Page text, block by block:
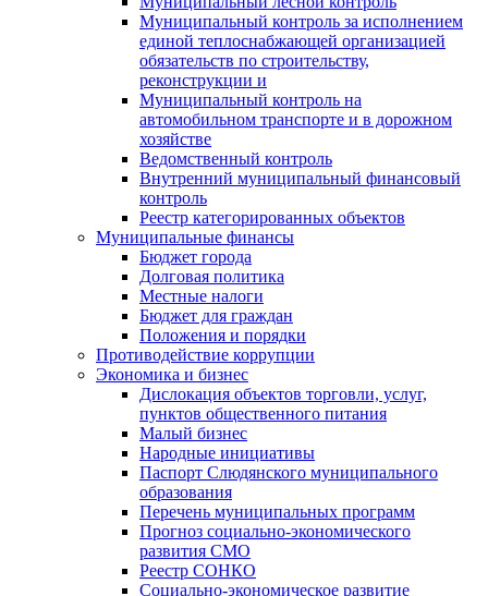
Муниципальный контроль за исполнением
единой теплоснабжающей организацией
обязательств по строительству,
реконструкции и
Муниципальный контроль на
автомобильном транспорте и в дорожном
хозяйстве
Ведомственный контроль
Внутренний муниципальный финансовый
контроль
Реестр категорированных объектов
Муниципальные финансы
Бюджет города
Долговая политика
Местные налоги
Бюджет для граждан
Положения и порядки
Противодействие коррупции
Экономика и бизнес
Дислокация объектов торговли, услуг,
пунктов общественного питания
Малый бизнес
Народные инициативы
Паспорт Слюдянского муниципального
образования
Перечень муниципальных программ
Прогноз социально-экономического
развития СМО
Реестр СОНКО
Социально-экономическое развитие